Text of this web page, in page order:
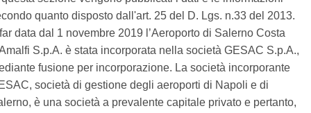
quanto disposto dall'art. 25 del D. Lgs. n.33 del 2013.
data dal 1 novembre 2019 l’Aeroporto di Salerno Costa
S.p.A. è stata incorporata nella società GESAC S.p.A.,
fusione per incorporazione. La società incorporante
società di gestione degli aeroporti di Napoli e di
è una società a prevalente capitale privato e pertanto,